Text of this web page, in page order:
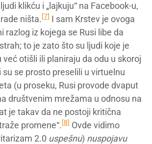
klikću i „lajkuju“ na Facebook-u,
ništa. [7] I sam Krstev je ovoga
razlog iz kojega se Rusi libe da
to je zato što su ljudi koje je
već otišli ili planiraju da odu u skoroj
se prosto preselili u virtuelnu
(u proseku, Rusi provode dvaput
društvenim mrežama u odnosu na
je takav da ne postoji kritična
promene“. [8] Ovde vidimo
2.0 uspešnu) nuspojavu